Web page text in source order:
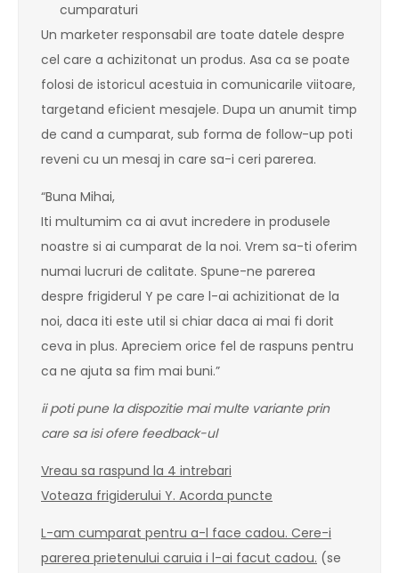
cumparaturi
Un marketer responsabil are toate datele despre
cel care a achizitonat un produs. Asa ca se poate
folosi de istoricul acestuia in comunicarile viitoare,
targetand eficient mesajele. Dupa un anumit timp
de cand a cumparat, sub forma de follow-up poti
reveni cu un mesaj in care sa-i ceri parerea.
“Buna Mihai,
Iti multumim ca ai avut incredere in produsele
noastre si ai cumparat de la noi. Vrem sa-ti oferim
numai lucruri de calitate. Spune-ne parerea
despre frigiderul Y pe care l-ai achizitionat de la
noi, daca iti este util si chiar daca ai mai fi dorit
ceva in plus. Apreciem orice fel de raspuns pentru
ca ne ajuta sa fim mai buni.”
ii poti pune la dispozitie mai multe variante prin
care sa isi ofere feedback-ul
Vreau sa raspund la 4 intrebari
Voteaza frigiderului Y. Acorda puncte
L-am cumparat pentru a-l face cadou. Cere-i
parerea prietenului caruia i l-ai facut cadou. (se